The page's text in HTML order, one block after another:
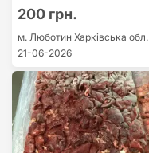
200 грн.
м. Люботин Харківська обл.
21-06-2026